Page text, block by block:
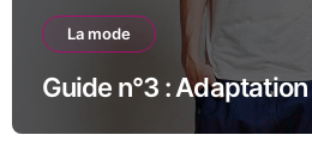
La mode
Guide n°3 : Adaptation